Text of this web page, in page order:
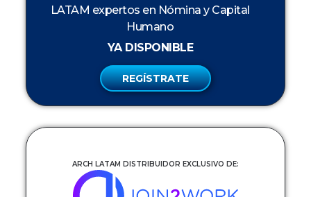
LATAM expertos en Nómina y Capital
Humano
YA DISPONIBLE
REGÍSTRATE
ARCH LATAM DISTRIBUIDOR EXCLUSIVO DE: